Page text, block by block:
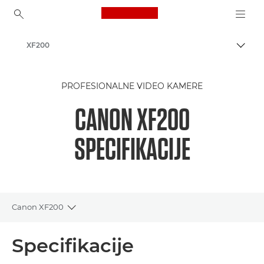
Canon Logo, back to
XF200
PROFESIONALNE VIDEO KAMERE
CANON XF200
SPECIFIKACIJE
Canon XF200
Toggle breadcrumbs
Specifikacije